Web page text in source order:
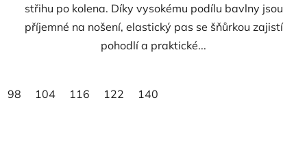
střihu po kolena. Díky vysokému podílu bavlny jsou
příjemné na nošení, elastický pas se šňůrkou zajistí
pohodlí a praktické...
98 104 116 122 140